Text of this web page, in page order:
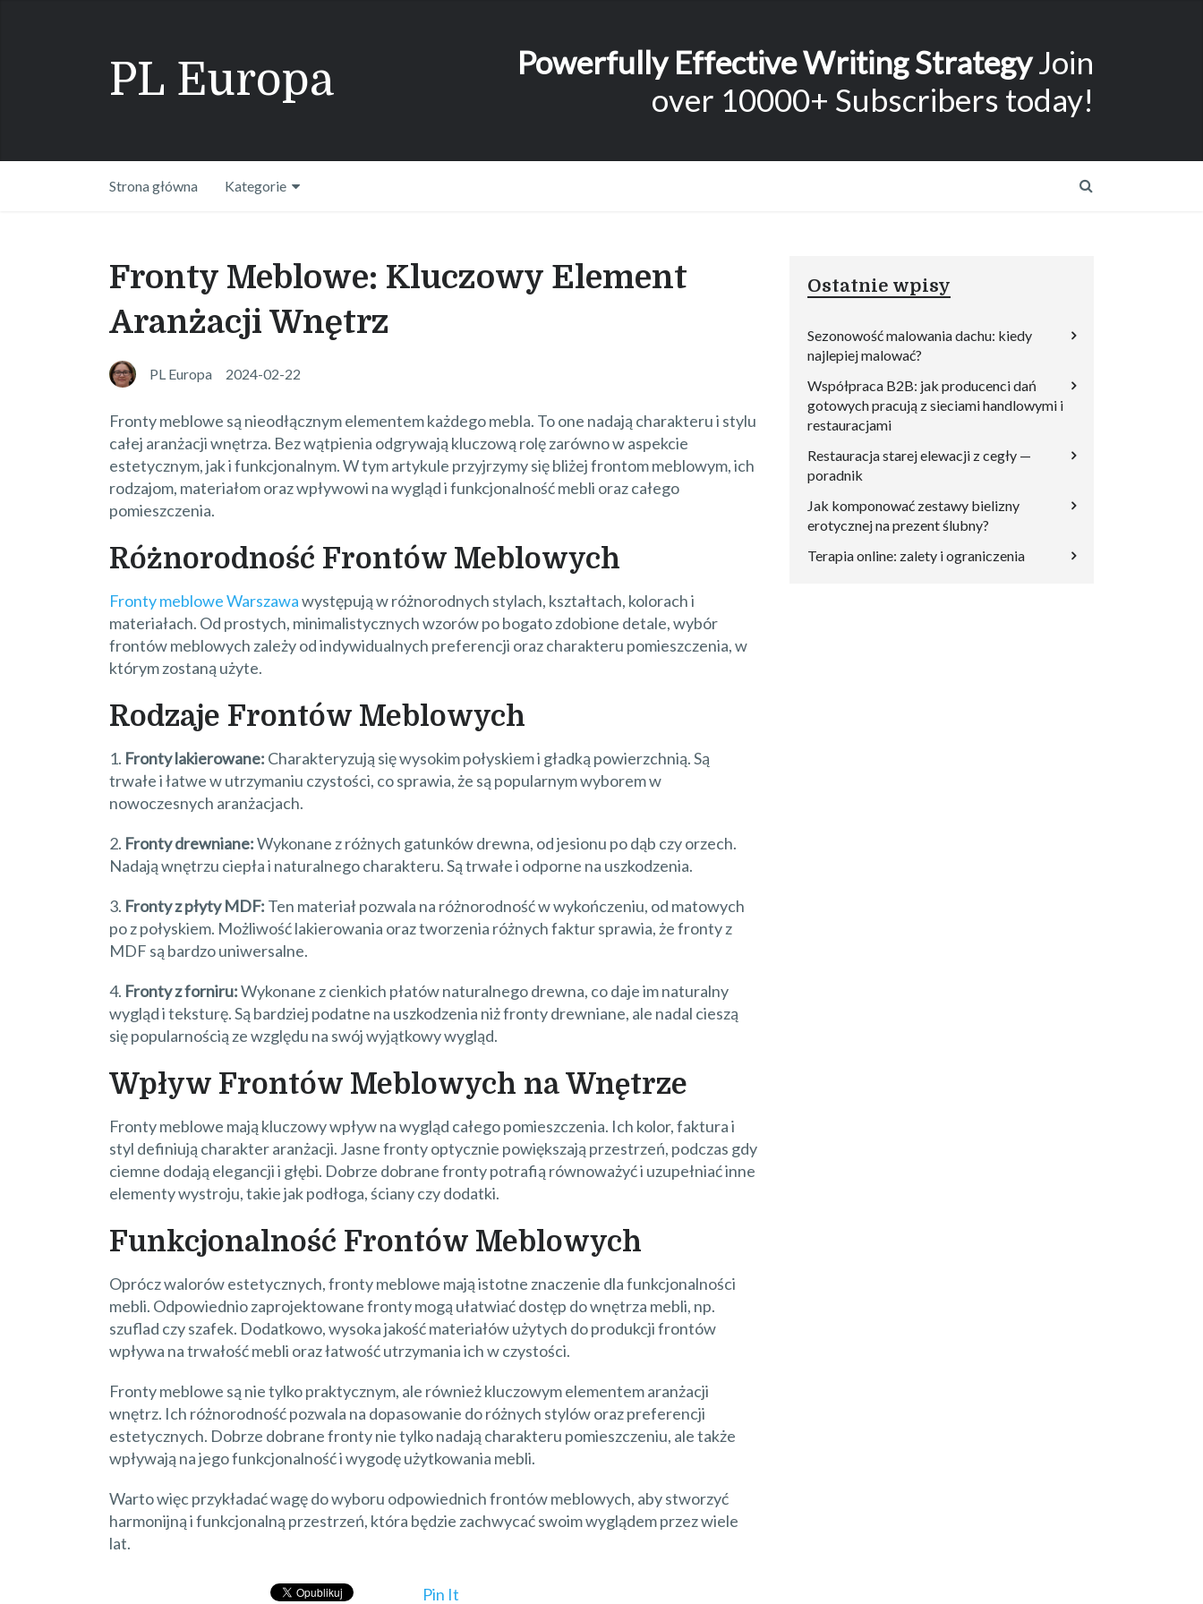
PL Europa Powerfully Effective Writing StrategyJoin
over 10000+ Subscribers today!
Strona główna Kategorie
Fronty Meblowe: Kluczowy Element
Aranżacji Wnętrz
PL Europa 2024-02-22
Fronty meblowe są nieodłącznym elementem każdego mebla. To one nadają charakteru i stylu
całej aranżacji wnętrza. Bez wątpienia odgrywają kluczową rolę zarówno w aspekcie
estetycznym, jak i funkcjonalnym. W tym artykule przyjrzymy się bliżej frontom meblowym, ich
rodzajom, materiałom oraz wpływowi na wygląd i funkcjonalność mebli oraz całego
pomieszczenia.
Różnorodność Frontów Meblowych
Fronty meblowe Warszawawystępują w różnorodnych stylach, kształtach, kolorach i
materiałach. Od prostych, minimalistycznych wzorów po bogato zdobione detale, wybór
frontów meblowych zależy od indywidualnych preferencji oraz charakteru pomieszczenia, w
którym zostaną użyte.
Rodzaje Frontów Meblowych
1. Fronty lakierowane: Charakteryzują się wysokim połyskiem i gładką powierzchnią. Są
trwałe i łatwe w utrzymaniu czystości, co sprawia, że są popularnym wyborem w
nowoczesnych aranżacjach.
2. Fronty drewniane:Wykonane z różnych gatunków drewna, od jesionu po dąb czy orzech.
Nadają wnętrzu ciepła i naturalnego charakteru. Są trwałe i odporne na uszkodzenia.
3. Fronty z płyty MDF: Ten materiał pozwala na różnorodność w wykończeniu, od matowych
po z połyskiem. Możliwość lakierowania oraz tworzenia różnych faktur sprawia, że fronty z
MDF są bardzo uniwersalne.
4. Fronty z forniru:Wykonane z cienkich płatów naturalnego drewna, co daje im naturalny
wygląd i teksturę. Są bardziej podatne na uszkodzenia niż fronty drewniane, ale nadal cieszą
się popularnością ze względu na swój wyjątkowy wygląd.
Wpływ Frontów Meblowych na Wnętrze
Fronty meblowe mają kluczowy wpływ na wygląd całego pomieszczenia. Ich kolor, faktura i
styl definiują charakter aranżacji. Jasne fronty optycznie powiększają przestrzeń, podczas gdy
ciemne dodają elegancji i głębi. Dobrze dobrane fronty potrafią równoważyć i uzupełniać inne
elementy wystroju, takie jak podłoga, ściany czy dodatki.
Funkcjonalność Frontów Meblowych
Oprócz walorów estetycznych, fronty meblowe mają istotne znaczenie dla funkcjonalności
mebli. Odpowiednio zaprojektowane fronty mogą ułatwiać dostęp do wnętrza mebli, np.
szuflad czy szafek. Dodatkowo, wysoka jakość materiałów użytych do produkcji frontów
wpływa na trwałość mebli oraz łatwość utrzymania ich w czystości.
Fronty meblowe są nie tylko praktycznym, ale również kluczowym elementem aranżacji
wnętrz. Ich różnorodność pozwala na dopasowanie do różnych stylów oraz preferencji
estetycznych. Dobrze dobrane fronty nie tylko nadają charakteru pomieszczeniu, ale także
wpływają na jego funkcjonalność i wygodę użytkowania mebli.
Warto więc przykładać wagę do wyboru odpowiednich frontów meblowych, aby stworzyć
harmonijną i funkcjonalną przestrzeń, która będzie zachwycać swoim wyglądem przez wiele
lat.
Pin It
Ostatnie wpisy
Sezonowość malowania dachu: kiedy
najlepiej malować?
Współpraca B2B: jak producenci dań
gotowych pracują z sieciami handlowymi i
restauracjami
Restauracja starej elewacji z cegły —
poradnik
Jak komponować zestawy bielizny
erotycznej na prezent ślubny?
Terapia online: zalety i ograniczenia